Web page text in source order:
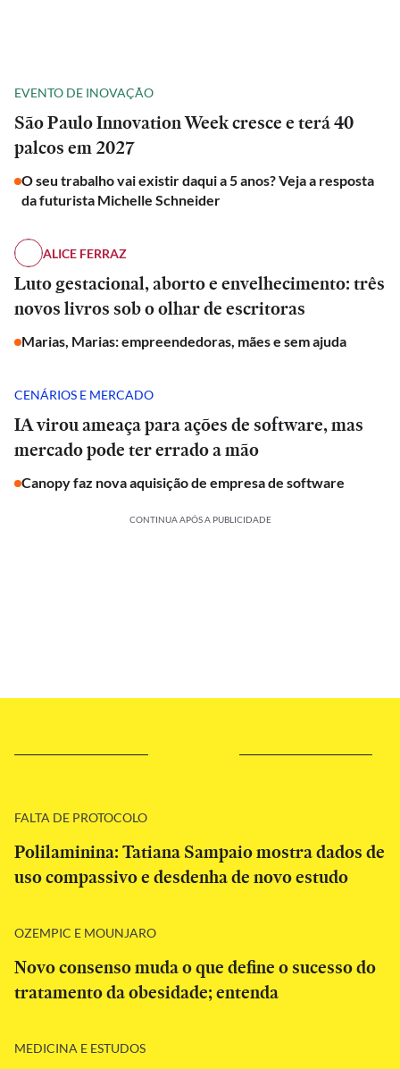
EVENTO DE INOVAÇÃO
São Paulo Innovation Week cresce e terá 40
palcos em 2027
O seu trabalho vai existir daqui a 5 anos? Veja a resposta
da futurista Michelle Schneider
ALICE FERRAZ
Luto gestacional, aborto e envelhecimento: três
novos livros sob o olhar de escritoras
Marias, Marias: empreendedoras, mães e sem ajuda
CENÁRIOS E MERCADO
IA virou ameaça para ações de software, mas
mercado pode ter errado a mão
Canopy faz nova aquisição de empresa de software
CONTINUA APÓS A PUBLICIDADE
FALTA DE PROTOCOLO
Polilaminina: Tatiana Sampaio mostra dados de
uso compassivo e desdenha de novo estudo
OZEMPIC E MOUNJARO
Novo consenso muda o que define o sucesso do
tratamento da obesidade; entenda
MEDICINA E ESTUDOS